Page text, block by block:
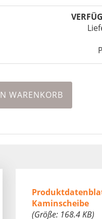
WARENKORB
Kaminscheibe
(Größe: 168.4 KB)